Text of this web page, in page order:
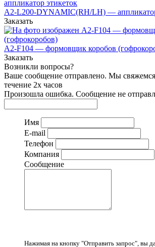
A2-L200-DYNAMIC(RH/LH) —
Заказать
A2-F104 — формовщик коробов
Заказать
Возникли вопросы?
Ваше сообщение отправлено. Мы
течение 2х часов
Произошла ошибка. Сообщение не
Имя
E-mail
Телефон
Компания
Сообщение
Нажимая на кнопку "Отправить запрос", вы